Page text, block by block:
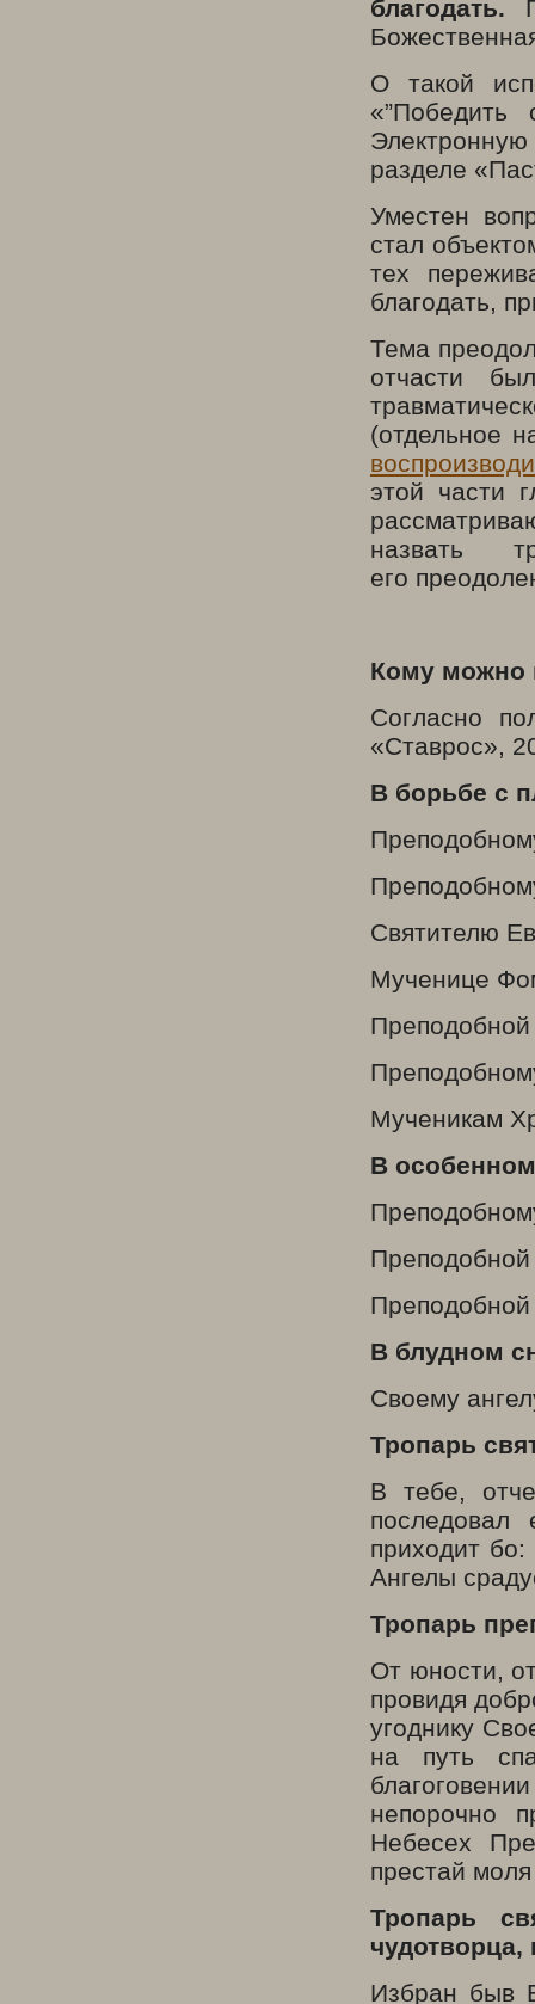
благодать.
О такой
разделе
Уместен
стал
тех
благодать,
Тема
отчасти
(отдельное
этой части
назвать
его
Кому можно
Согласно
«Ставрос»,
В борьбе с
Святителю
Мученице
Мученикам
В
Преподобной
В блудном
Своему
Тропарь
В тебе,
приходит
Ангелы
Тропарь
От юности,
провидя
угоднику
на путь
непорочно
Небесех
престай
Тропарь
чудотворца,
Избран быв